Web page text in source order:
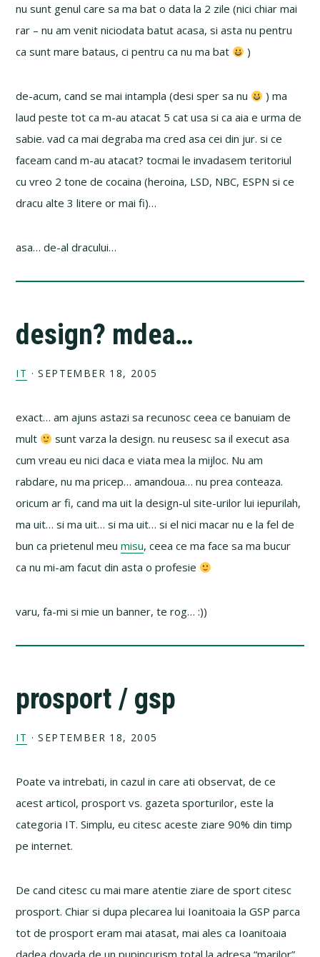
nu sunt genul care sa ma bat o data la 2 zile (nici chiar mai
rar – nu am venit niciodata batut acasa, si asta nu pentru
ca sunt mare bataus, ci pentru ca nu ma bat
)
de-acum, cand se mai intampla (desi sper sa nu
) ma
laud peste tot ca m-au atacat 5 cat usa si ca aia e urma de
sabie. vad ca mai degraba ma cred asa cei din jur. si ce
faceam cand m-au atacat? tocmai le invadasem teritoriul
cu vreo 2 tone de cocaina (heroina, LSD, NBC, ESPN si ce
dracu alte 3 litere or mai fi)…
asa… de-al dracului…
design? mdea…
IT · SEPTEMBER 18, 2005
exact… am ajuns astazi sa recunosc ceea ce banuiam de
mult
sunt varza la design. nu reusesc sa il execut asa
cum vreau eu nici daca e viata mea la mijloc. Nu am
rabdare, nu ma pricep… amandoua… nu prea conteaza.
oricum ar fi, cand ma uit la design-ul site-urilor lui iepurilah,
ma uit… si ma uit… si ma uit… si el nici macar nu e la fel de
bun ca prietenul meumisu, ceea ce ma face sa ma bucur
ca nu mi-am facut din asta o profesie
varu, fa-mi si mie un banner, te rog… :))
prosport / gsp
IT · SEPTEMBER 18, 2005
Poate va intrebati, in cazul in care ati observat, de ce
acest articol, prosport vs. gazeta sporturilor, este la
categoria IT. Simplu, eu citesc aceste ziare 90% din timp
pe internet.
De cand citesc cu mai mare atentie ziare de sport citesc
prosport. Chiar si dupa plecarea lui Ioanitoaia la GSP parca
tot de prosport eram mai atasat, mai ales ca Ioanitoaia